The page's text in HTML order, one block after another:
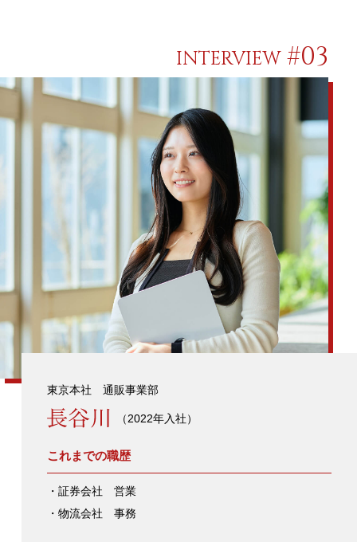
INTERVIEW #03
東京本社 通販事業部
（2022年入社）
これまでの職歴
・証券会社 営業
・物流会社 事務